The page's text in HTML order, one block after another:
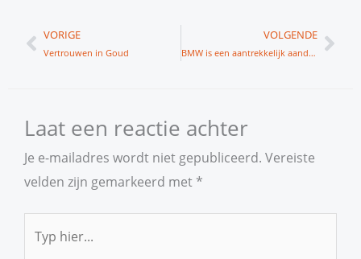
Vorige
VORIGE
Vertrouwen in Goud
VOLGENDE
BMW is een aantrekkelijk aandeel
Laat een reactie achter
Je e-mailadres wordt niet gepubliceerd. Vereiste
velden zijn gemarkeerd met *
hier...